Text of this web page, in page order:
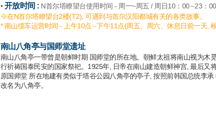
•开放时间 : N首尔塔瞭望台使用时间 - 周一~周五 / 周日10：00∼23：
※在N首尔塔瞭望台2楼(T2), 可遇到与首尔汉阳都城有关的各类故事。
* 南山缆车运营时间 - 上午10点∼下午11点(周五、周六、休息日前一天,
南山八角亭与国师堂遗址
南山八角亭一带曾是朝鲜时期 国师堂的所在地。朝鲜太祖将南山视为木
行祈祷国泰民安的国家祭祀。1925年, 日帝在南山建造朝鲜神宫, 最后又
原国师堂 所在地建有类似于塔谷公园八角亭的亭子, 按照前韩国总统李承
改名为八角亭。